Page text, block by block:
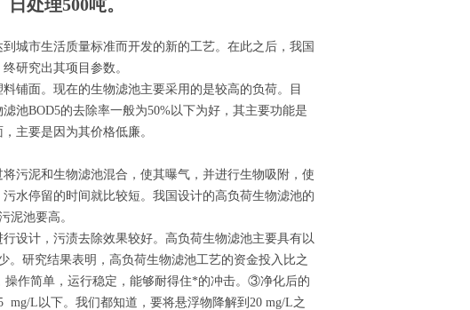
处理500吨。
城市生活质量标准而开发的新的工艺。在此之后，我国
研究出其项目参数。
铺面。现在的生物滤池主要采用的是较高的负荷。目
池BOD5的去除率一般为50%以下为好，其主要功能是
主要是因为其价格低廉。
污泥和生物滤池混合，使其曝气，并进行生物吸附，使
水停留的时间就比较短。我国设计的高负荷生物滤池的
泥池要高。
设计，污渍去除效果较好。高负荷生物滤池主要具有以
研究结果表明，高负荷生物滤池工艺的资金投入比之
作简单，运行稳定，能够耐得住*的冲击。③净化后的
L以下。我们都知道，要将悬浮物降解到20 mg/L之